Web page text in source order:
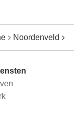
Noordenveld